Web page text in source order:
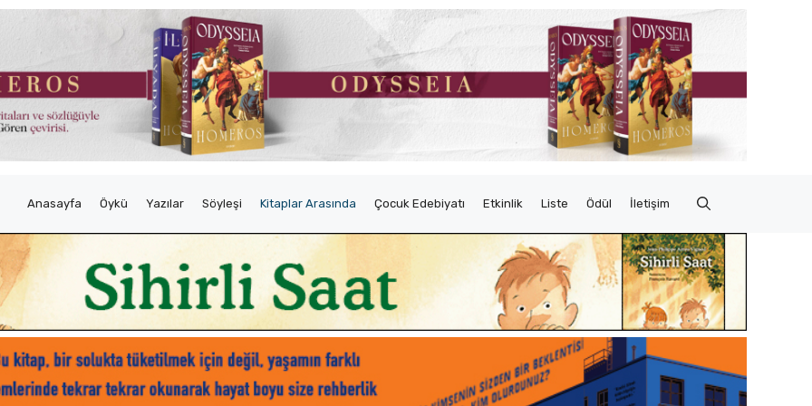
Anasayfa Öykü Yazılar Söyleşi Kitaplar Arasında Çocuk Edebiyatı Etkinlik Liste Ödül İletişim